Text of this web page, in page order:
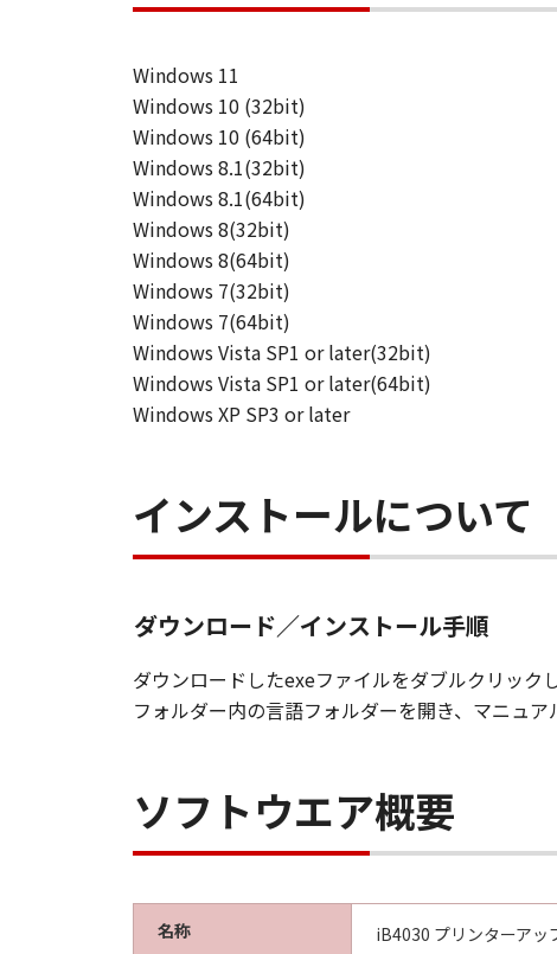
Windows 11
Windows 10 (32bit)
Windows 10 (64bit)
Windows 8.1(32bit)
Windows 8.1(64bit)
Windows 8(32bit)
Windows 8(64bit)
Windows 7(32bit)
Windows 7(64bit)
Windows Vista SP1 or later(32bit)
Windows Vista SP1 or later(64bit)
Windows XP SP3 or later
インストールについて
ダウンロード／インストール手順
ダウンロードしたexeファイルをダブルクリッ
フォルダー内の言語フォルダーを開き、マニュ
ソフトウエア概要
名称 iB4030 プリンターアッ